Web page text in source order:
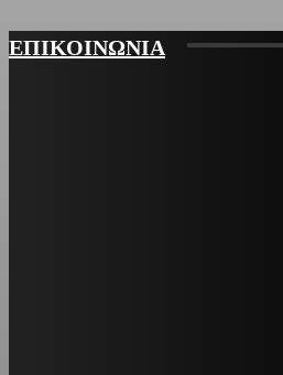
ΕΠΙΚΟΙΝΩΝΙΑ